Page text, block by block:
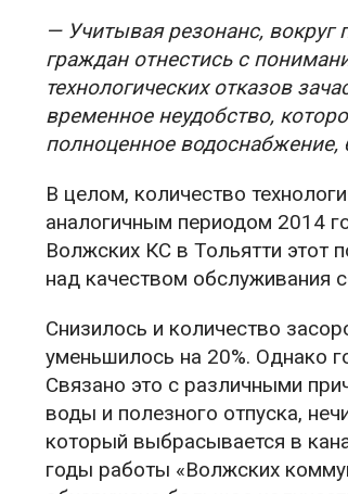
— Учитывая резонанс,
граждан отнестись с
технологических отказов
временное неудобство,
полноценное водоснабжение,
В целом, количество
аналогичным периодом 2014
Волжских КС в Тольятти этот
над качеством обслуживания
Снизилось и количество
уменьшилось на 20%. Однако
Связано это с различными
воды и полезного отпуска,
который выбрасывается в
годы работы «Волжских